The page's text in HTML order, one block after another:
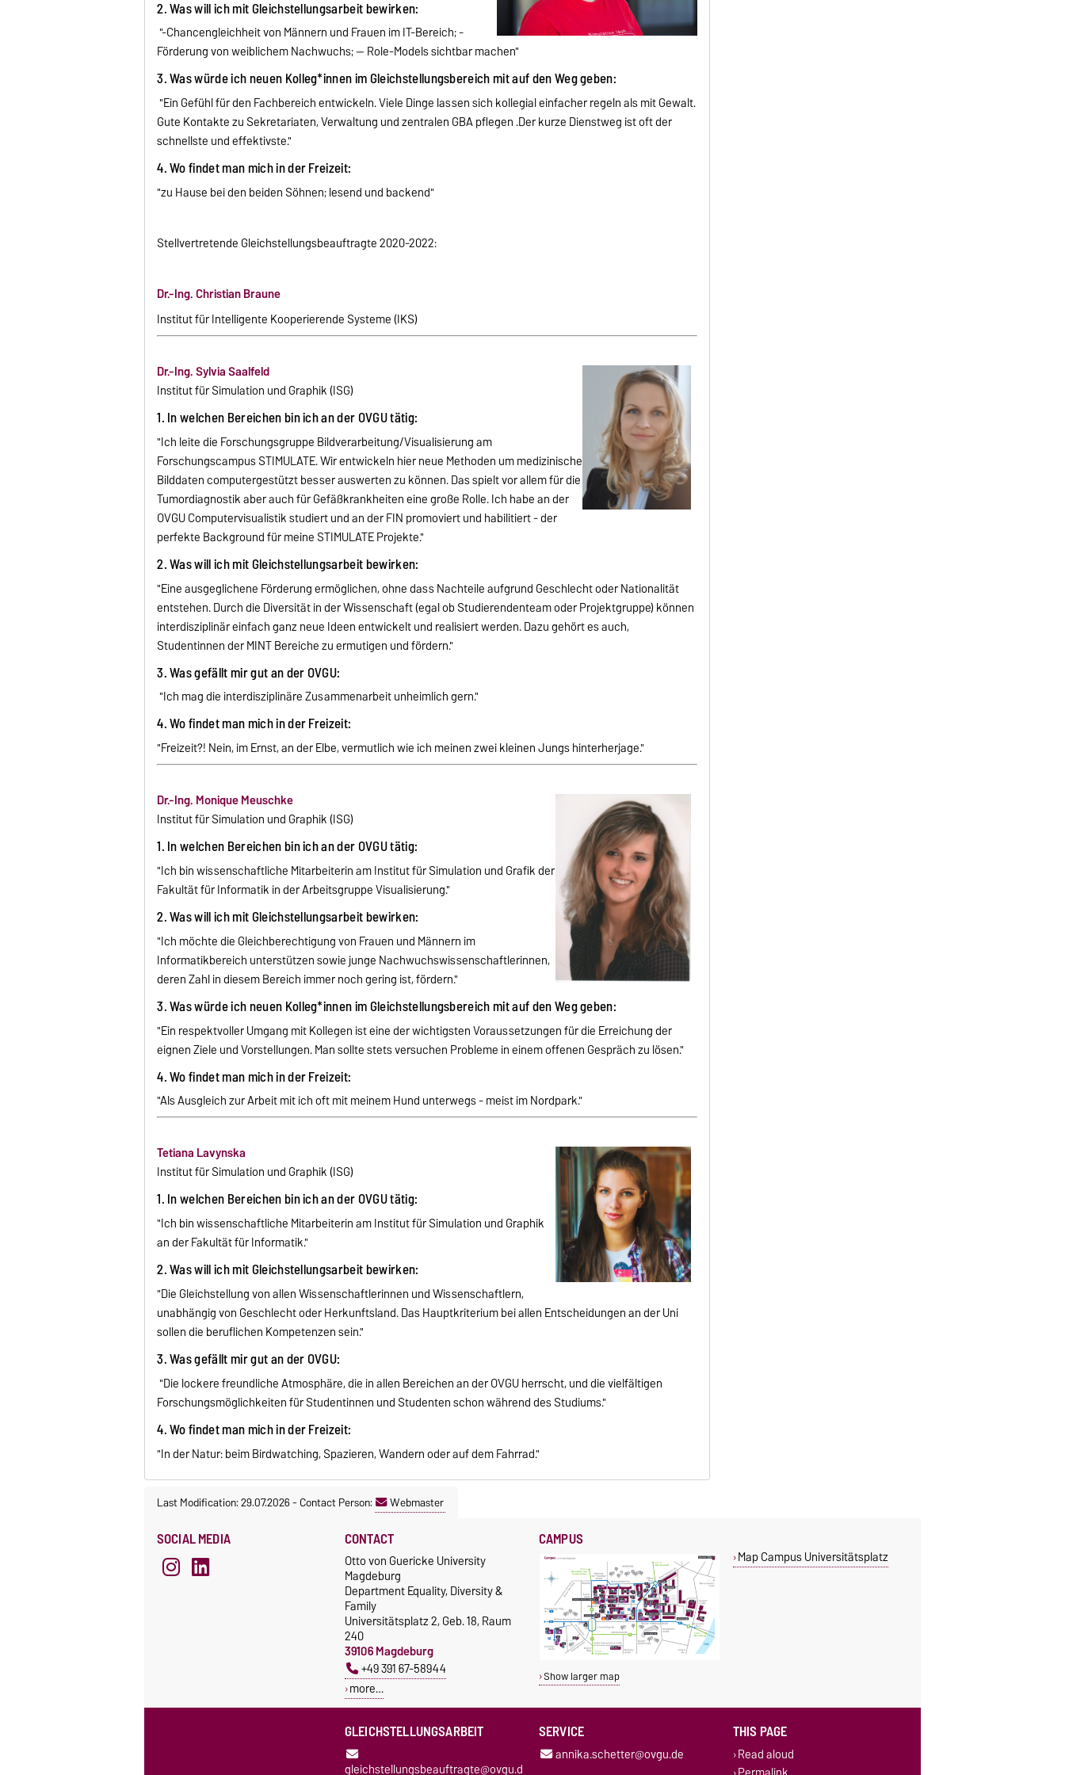
2. Was will ich mit Gleichstellungsarbeit bewirken:
"-Chancengleichheit von Männern und Frauen im IT-Bereich; -
Förderung von weiblichem Nachwuchs; -- Role-Models sichtbar machen"
3. Was würde ich neuen Kolleg*innen im Gleichstellungsbereich mit auf den Weg geben:
"Ein Gefühl für den Fachbereich entwickeln. Viele Dinge lassen sich kollegial einfacher regeln als mit Gewalt.
Gute Kontakte zu Sekretariaten, Verwaltung und zentralen GBA pflegen .Der kurze Dienstweg ist oft der
schnellste und effektivste."
4. Wo findet man mich in der Freizeit:
"zu Hause bei den beiden Söhnen; lesend und backend"
Stellvertretende Gleichstellungsbeauftragte 2020-2022:
Dr.-Ing. Christian Braune
Institut für Intelligente Kooperierende Systeme (IKS)
Dr.-Ing. Sylvia Saalfeld
Institut für Simulation und Graphik (ISG)
1. In welchen Bereichen bin ich an der OVGU tätig:
"Ich leite die Forschungsgruppe Bildverarbeitung/Visualisierung am
Forschungscampus STIMULATE. Wir entwickeln hier neue Methoden um medizinische
Bilddaten computergestützt besser auswerten zu können. Das spielt vor allem für die
Tumordiagnostik aber auch für Gefäßkrankheiten eine große Rolle. Ich habe an der
OVGU Computervisualistik studiert und an der FIN promoviert und habilitiert - der
perfekte Background für meine STIMULATE Projekte."
2. Was will ich mit Gleichstellungsarbeit bewirken:
"Eine ausgeglichene Förderung ermöglichen, ohne dass Nachteile aufgrund Geschlecht oder Nationalität
entstehen. Durch die Diversität in der Wissenschaft (egal ob Studierendenteam oder Projektgruppe) können
interdisziplinär einfach ganz neue Ideen entwickelt und realisiert werden. Dazu gehört es auch,
Studentinnen der MINT Bereiche zu ermutigen und fördern."
3. Was gefällt mir gut an der OVGU:
"Ich mag die interdisziplinäre Zusammenarbeit unheimlich gern."
4. Wo findet man mich in der Freizeit:
"Freizeit?! Nein, im Ernst, an der Elbe, vermutlich wie ich meinen zwei kleinen Jungs hinterherjage."
Dr.-Ing. Monique Meuschke
Institut für Simulation und Graphik (ISG)
1. In welchen Bereichen bin ich an der OVGU tätig:
"Ich bin wissenschaftliche Mitarbeiterin am Institut für Simulation und Grafik der
Fakultät für Informatik in der Arbeitsgruppe Visualisierung."
2. Was will ich mit Gleichstellungsarbeit bewirken:
"Ich möchte die Gleichberechtigung von Frauen und Männern im
Informatikbereich unterstützen sowie junge Nachwuchswissenschaftlerinnen,
deren Zahl in diesem Bereich immer noch gering ist, fördern."
3. Was würde ich neuen Kolleg*innen im Gleichstellungsbereich mit auf den Weg geben:
"Ein respektvoller Umgang mit Kollegen ist eine der wichtigsten Voraussetzungen für die Erreichung der
eignen Ziele und Vorstellungen. Man sollte stets versuchen Probleme in einem offenen Gespräch zu lösen."
4. Wo findet man mich in der Freizeit:
"Als Ausgleich zur Arbeit mit ich oft mit meinem Hund unterwegs - meist im Nordpark."
Tetiana Lavynska
Institut für Simulation und Graphik (ISG)
1. In welchen Bereichen bin ich an der OVGU tätig:
"Ich bin wissenschaftliche Mitarbeiterin am Institut für Simulation und Graphik
an der Fakultät für Informatik."
2. Was will ich mit Gleichstellungsarbeit bewirken:
"Die Gleichstellung von allen Wissenschaftlerinnen und Wissenschaftlern,
unabhängig von Geschlecht oder Herkunftsland. Das Hauptkriterium bei allen Entscheidungen an der Uni
sollen die beruflichen Kompetenzen sein."
3. Was gefällt mir gut an der OVGU:
"Die lockere freundliche Atmosphäre, die in allen Bereichen an der OVGU herrscht, und die vielfältigen
Forschungsmöglichkeiten für Studentinnen und Studenten schon während des Studiums."
4. Wo findet man mich in der Freizeit:
"In der Natur: beim Birdwatching, Spazieren, Wandern oder auf dem Fahrrad."
Last Modification: 29.07.2026-Contact Person: Webmaster
SOCIAL MEDIA CONTACT
Otto von Guericke University
Magdeburg
Department Equality, Diversity &
Family
Universitätsplatz 2, Geb. 18, Raum
240
39106 Magdeburg
+49 391 67-58944
more…
CAMPUS
Show larger map
Map Campus Universitätsplatz
GLEICHSTELLUNGSARBEIT
gleichstellungsbeauftragte@ovgu.d
SERVICE
annika.schetter@ovgu.de
THIS PAGE
Read aloud